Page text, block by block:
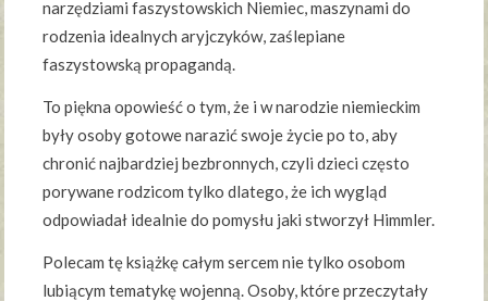
narzędziami faszystowskich Niemiec, maszynami do
rodzenia idealnych aryjczyków, zaślepiane
faszystowską propagandą.
To piękna opowieść o tym, że i w narodzie niemieckim
były osoby gotowe narazić swoje życie po to, aby
chronić najbardziej bezbronnych, czyli dzieci często
porywane rodzicom tylko dlatego, że ich wygląd
odpowiadał idealnie do pomysłu jaki stworzył Himmler.
Polecam tę książkę całym sercem nie tylko osobom
lubiącym tematykę wojenną. Osoby, które przeczytały